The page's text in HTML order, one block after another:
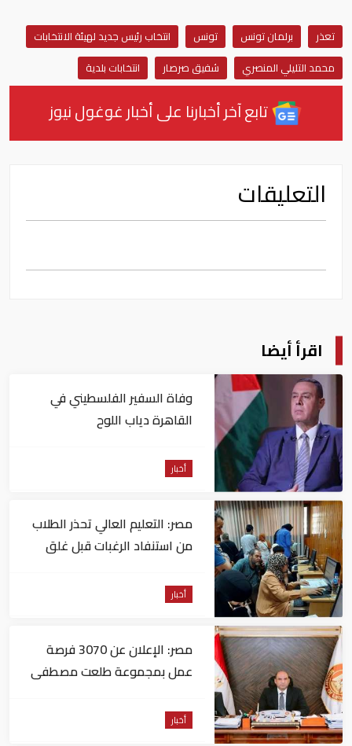
تعذر برلمان تونس تونس
انتخاب رئيس جديد لهيئة الانتخابات
محمد التليلي المنصري
شفيق صرصار انتخابات بلدية
تابع آخر أخبارنا على أخبار غوغول نيوز
التعليقات
اقرأ أيضا
وفاة السفير الفلسطيني في
القاهرة دياب اللوح
أخبار
مصر: التعليم العالي تحذر الطلاب
من استنفاد الرغبات قبل غلق
أخبار
مصر: الإعلان عن 3070 فرصة
عمل بمجموعة طلعت مصطفى
أخبار